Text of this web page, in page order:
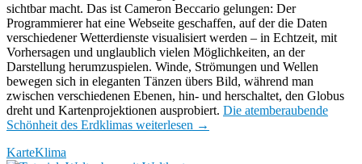
sichtbar macht. Das ist Cameron Beccario gelungen: Der
Programmierer hat eine Webseite geschaffen, auf der die Daten
verschiedener Wetterdienste visualisiert werden – in Echtzeit, mit
Vorhersagen und unglaublich vielen Möglichkeiten, an der
Darstellung herumzuspielen. Winde, Strömungen und Wellen
bewegen sich in eleganten Tänzen übers Bild, während man
zwischen verschiedenen Ebenen, hin- und herschaltet, den Globus
dreht und Kartenprojektionen ausprobiert. Die atemberaubende
Schönheit des Erdklimas weiterlesen →
KarteKlima